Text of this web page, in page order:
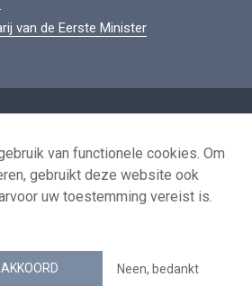
van de Eerste Minister
voor het hergebruik
Contacteer ons
RSS feed
- news.belgium.be
van functionele cookies. Om
gebruikt deze website ook
uw toestemming vereist is.
Neen, bedankt